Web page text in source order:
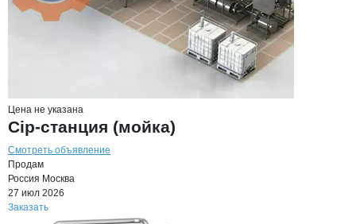
Цена не указана
Cip-станция (мойка)
Смотреть объявление
Продам
Россия Москва
27 июл 2026
Заказать